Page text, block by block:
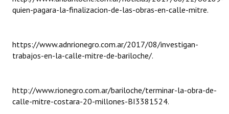
Antiguos Pobladores
Registros y Distinciones
Premio al Mérito - Registro
quien-pagara-la-finalizacion-de-las-obras-en-calle-mitre.
https://www.adnrionegro.com.ar/2017/08/investigan-
trabajos-en-la-calle-mitre-de-bariloche/.
http://www.rionegro.com.ar/bariloche/terminar-la-obra-de-
calle-mitre-costara-20-millones-BI3381524.